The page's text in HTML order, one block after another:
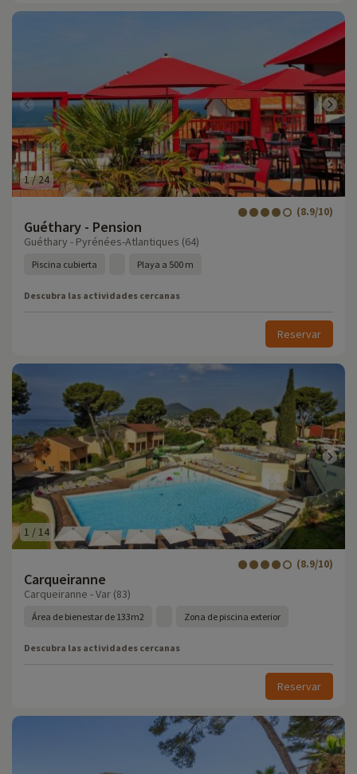
1/24
Guéthary - Pension
(8.9/10)
Guéthary - Pyrénées-Atlantiques (64)
Piscina cubierta Playa a 500 m
Descubra las actividades cercanas
Reservar
1 / 14
Carqueiranne
(8.9/10)
Carqueiranne - Var (83)
Área de bienestar de 133m2 Zona de piscina exterior
Descubra las actividades cercanas
Reservar